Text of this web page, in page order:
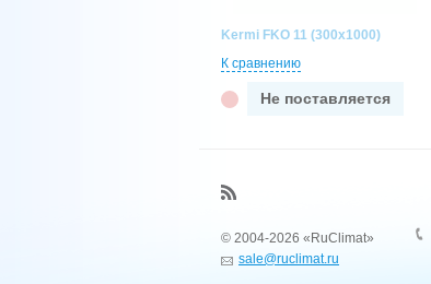
Kermi FKO 11 (300x1000)
К сравнению
Не поставляется
© 2004-2026 «RuClimat»
sale@ruclimat.ru